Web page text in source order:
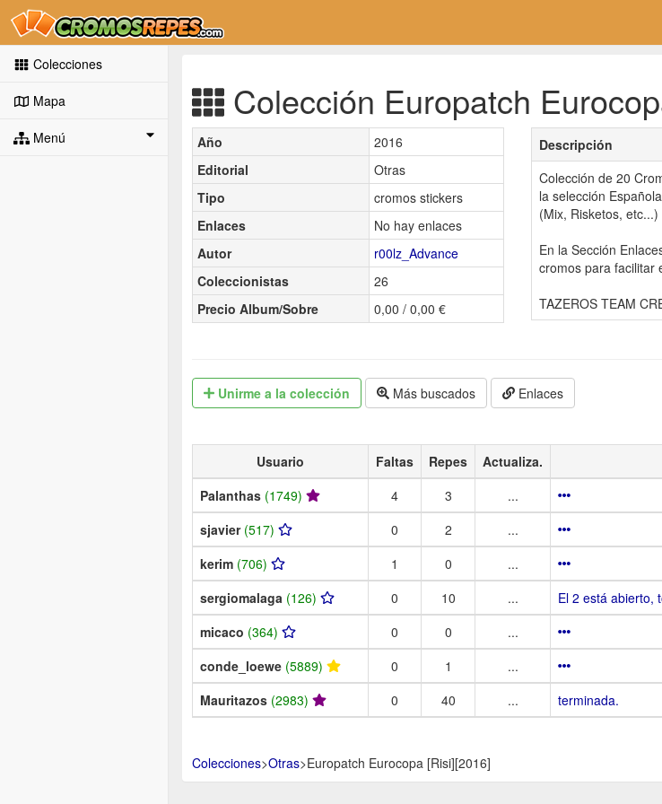
Colecciones
Mapa
Menú
Colección Europatch
Año
2016
Editorial
Otras
Tipo
cromos stickers
Enlaces
No hay enlaces
Autor
r00lz_Advance
Coleccionistas
26
Precio Album/Sobre
0,00 / 0,00 €
Descripción
Colección de 20
la selección
(Mix, Risketos, etc...)
En la Sección
cromos para facilitar
TAZEROS TEAM
Unirme a la colección Más buscados Enlaces
Usuario Faltas Repes Actualiza.
Palanthas (1749) 4 3
...
sjavier (517) 0 2
...
kerim (706) 1 0
...
sergiomalaga (126) 0 10 ...
El 2 está abierto,
micaco (364) 0 0
...
conde_loewe (5889) 0 1
...
Mauritazos (2983) 0 40 ... terminada.
Colecciones>Otras>Europatch Eurocopa [Risi][2016]